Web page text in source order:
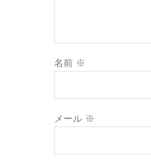
名前 ※
メール ※